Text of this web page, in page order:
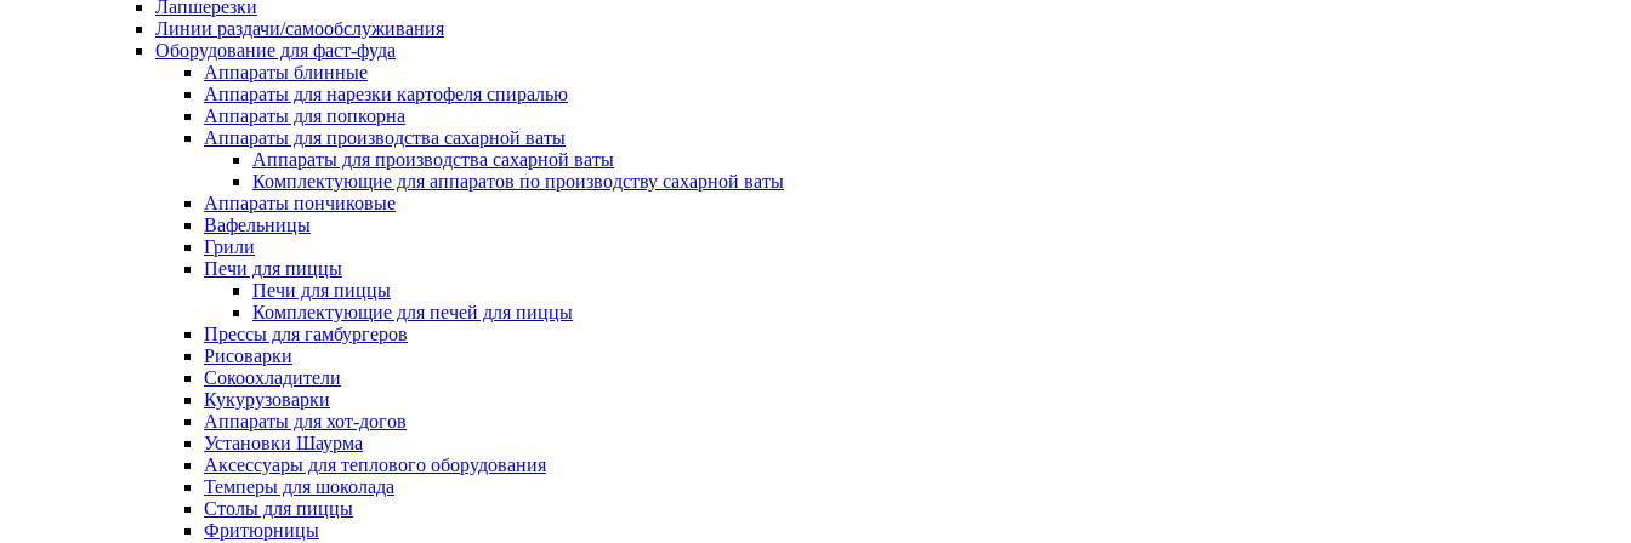
Лапшерезки
Линии раздачи/самообслуживания
Оборудование для фаст-фуда
Аппараты блинные
Аппараты для нарезки картофеля спиралью
Аппараты для попкорна
Аппараты для производства сахарной ваты
Аппараты для производства сахарной ваты
Комплектующие для аппаратов по производству сахарной ваты
Аппараты пончиковые
Вафельницы
Грили
Печи для пиццы
Печи для пиццы
Комплектующие для печей для пиццы
Прессы для гамбургеров
Рисоварки
Сокоохладители
Кукурузоварки
Аппараты для хот-догов
Установки Шаурма
Аксессуары для теплового оборудования
Темперы для шоколада
Столы для пиццы
Фритюрницы